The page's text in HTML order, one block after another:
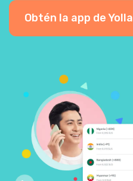
Obtén la app de Yolla